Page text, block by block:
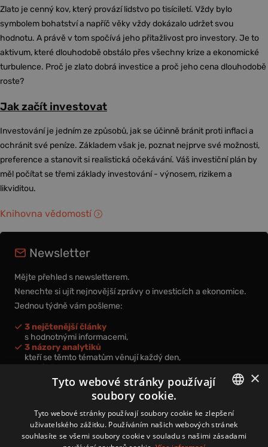
Zlato je cenný kov, který provází lidstvo po tisíciletí. Vždy bylo
symbolem bohatství a napříč věky vždy dokázalo udržet svou
hodnotu. A právě v tom spočívá jeho přitažlivost pro investory. Je to
aktivum, které dlouhodobě obstálo přes všechny krize a ekonomické
turbulence. Proč je zlato dobrá investice a proč jeho cena dlouhodobě
roste?
Jak začít investovat
Investování je jedním ze způsobů, jak se účinně bránit proti inflaci a
ochránit své peníze. Základem však je, poznat nejprve své možnosti,
preference a stanovit si realistická očekávání. Váš investiční plán by
měl počítat se třemi základy investování - výnosem, rizikem a
likviditou.
Knihovna vědomostí
Newsletter
Mějte přehled s newsletterem.
Nenechte si ujít nejnovější zprávy o investicích a ekonomice.
Jednou týdně vám pošleme:
3 nejčtenější články
s hodnotnými informacemi,
3 názory analytiků
kteří se těmto tématům věnují každý den,
nová videa a podcasty
k prohloubení vašich znalostí.
Přihlášením k newsletteru vyjadřujete svůj souhlas spodmínkami
CZECH
×
Tyto webové stránky používají
soubory cookie.
Tyto webové stránky používají soubory cookie ke zlepšení
uživatelského zážitku. Používáním našich webových stránek
souhlasíte se všemi soubory cookie v souladu s našimi zásadami